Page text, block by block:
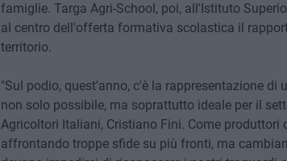
famiglie. Targa Agri-School, poi, all'Istituto
al centro dell'offerta formativa scolastica il
territorio.
"Sul podio, quest'anno, c'è la rappresentazione
non solo possibile, ma soprattutto ideale per il
Agricoltori Italiani, Cristiano Fini. Come produttori
affrontando troppe sfide su più fronti, ma